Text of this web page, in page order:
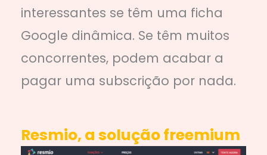
interessantes se têm uma ficha
Google dinâmica. Se têm muitos
concorrentes, podem acabar a
pagar uma subscrição por nada.
Resmio, a solução freemium